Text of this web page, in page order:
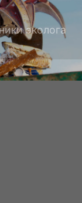
эколога